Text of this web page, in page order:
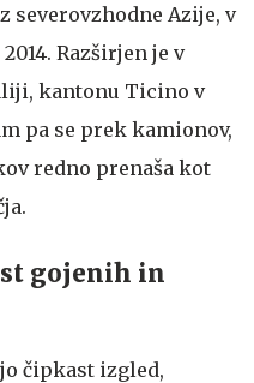
severovzhodne Azije, v
Razširjen je v
kantonu Ticino v
pa se prek kamionov,
redno prenaša kot
gojenih in
čipkast izgled,